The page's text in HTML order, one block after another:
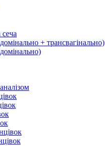
+ трансвагінально)